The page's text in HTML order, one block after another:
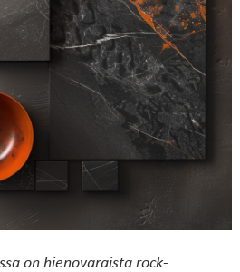
on hienovaraista rock-